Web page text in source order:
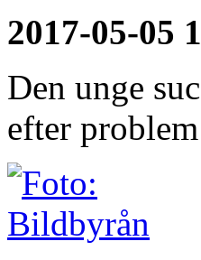
2017-05-05
Den unge
efter